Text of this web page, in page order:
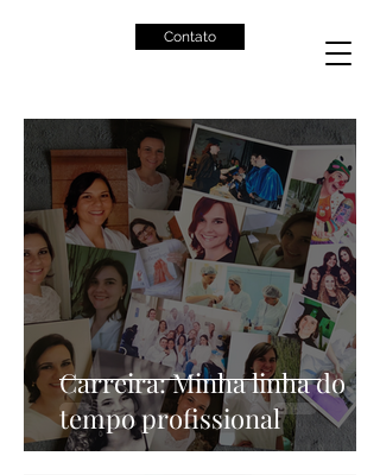
Contato
Carreira: Minha linha do
tempo profissional